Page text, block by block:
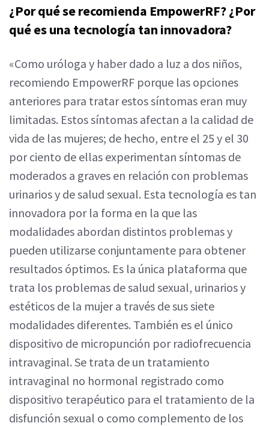
¿Por qué se recomienda EmpowerRF? ¿Por
qué es una tecnología tan innovadora?
«Como uróloga y haber dado a luz a dos niños,
recomiendo EmpowerRF porque las opciones
anteriores para tratar estos síntomas eran muy
limitadas. Estos síntomas afectan a la calidad de
vida de las mujeres; de hecho, entre el 25 y el 30
por ciento de ellas experimentan síntomas de
moderados a graves en relación con problemas
urinarios y de salud sexual. Esta tecnología es tan
innovadora por la forma en la que las
modalidades abordan distintos problemas y
pueden utilizarse conjuntamente para obtener
resultados óptimos. Es la única plataforma que
trata los problemas de salud sexual, urinarios y
estéticos de la mujer a través de sus siete
modalidades diferentes. También es el único
dispositivo de micropunción por radiofrecuencia
intravaginal. Se trata de un tratamiento
intravaginal no hormonal registrado como
dispositivo terapéutico para el tratamiento de la
disfunción sexual o como complemento de los